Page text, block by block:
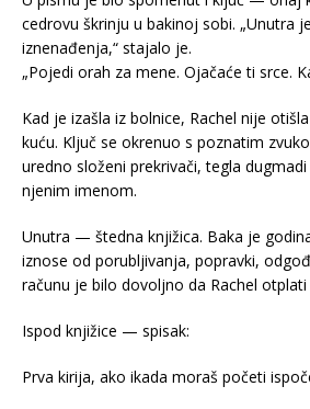
cedrovu škrinju u bakinoj sobi. „Unutra
iznenađenja,“ stajalo je.
„Pojedi orah za mene. Ojačaće ti srce.
Kad je izašla iz bolnice, Rachel nije
kuću. Ključ se okrenuo s poznatim
uredno složeni prekrivači, tegla
njenim imenom.
Unutra — štedna knjižica. Baka je
iznose od porubljivanja, popravki,
računu je bilo dovoljno da Rachel
Ispod knjižice — spisak:
Prva kirija, ako ikada moraš početi